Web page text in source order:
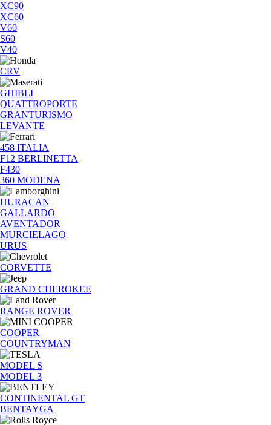
XC90
XC60
V60
S60
V40
CRV
GHIBLI
QUATTROPORTE
GRANTURISMO
LEVANTE
458 ITALIA
F12 BERLINETTA
F430
360 MODENA
HURACAN
GALLARDO
AVENTADOR
MURCIELAGO
URUS
CORVETTE
GRAND CHEROKEE
RANGE ROVER
COOPER
COUNTRYMAN
MODEL S
MODEL 3
CONTINENTAL GT
BENTAYGA